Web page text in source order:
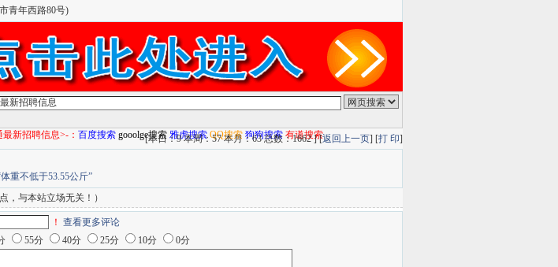
青年西路80号)
新招聘信息>-： 百度搜索 gooolge搜索 雅虎搜索 QQ搜索 狗狗搜索 有道搜索
[本日：9 本周：57 本月：63 总数：1662 ] [返回上一页] [打 印]
重不低于53.55公斤”
，与本站立场无关！）
！ 查看更多评论
55分 40分 25分 10分 0分